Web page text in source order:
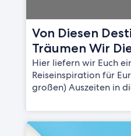
Von Diesen
Träumen Wir
Hier liefern wir Euch
Reiseinspiration für
großen) Auszeiten in